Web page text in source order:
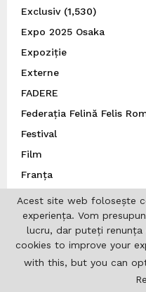
Exclusiv(1,530)
Expo 2025 Osaka
Expoziție
Externe
FADERE
Federația Felină Felis
Festival
Film
Franța
Germania
Guvernul României
Iaşi
Acest site web folosește
experiența. Vom
lucru, dar puteți
cookies to improve your
with this, but you can